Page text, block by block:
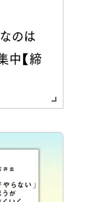
のは
中【締